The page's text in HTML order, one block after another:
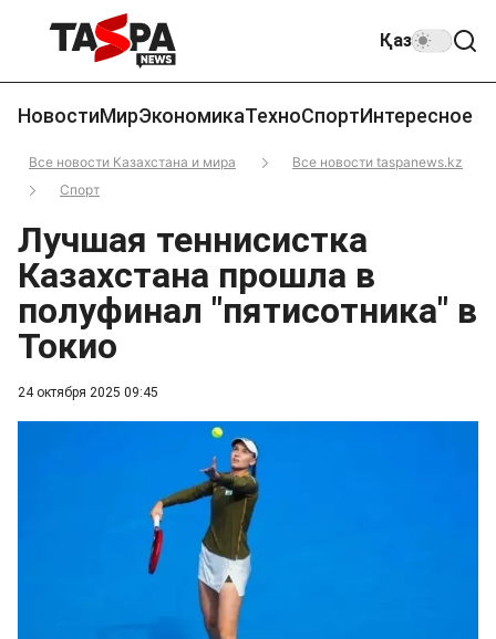
Қаз
НовостиМирЭкономикаТехноСпортИнтересное
Все новости Казахстана и мира
Все новости taspanews.kz
Спорт
24 октября 2025 09:45
Лучшая теннисистка
Казахстана прошла в
полуфинал "пятисотника" в
Токио